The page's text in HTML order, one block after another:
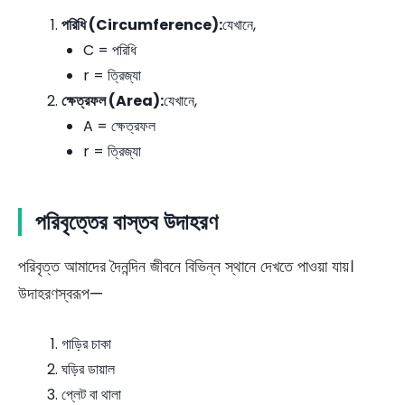
পরিধি (Circumference):যেখানে,
C = পরিধি
r = ত্রিজ্যা
ক্ষেত্রফল (Area):যেখানে,
A = ক্ষেত্রফল
r = ত্রিজ্যা
পরিবৃত্তের বাস্তব উদাহরণ
পরিবৃত্ত আমাদের দৈনন্দিন জীবনে বিভিন্ন স্থানে দেখতে পাওয়া যায়।
উদাহরণস্বরূপ—
গাড়ির চাকা
ঘড়ির ডায়াল
প্লেট বা থালা